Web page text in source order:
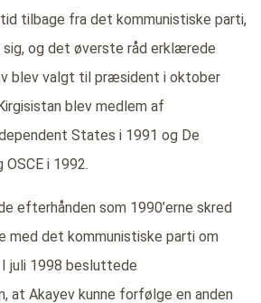
tilbage fra det kommunistiske parti,
og det øverste råd erklærede
blev valgt til præsident i oktober
blev medlem af
States i 1991 og De
i 1992.
efterhånden som 1990’erne skred
med det kommunistiske parti om
juli 1998 besluttede
at Akayev kunne forfølge en anden